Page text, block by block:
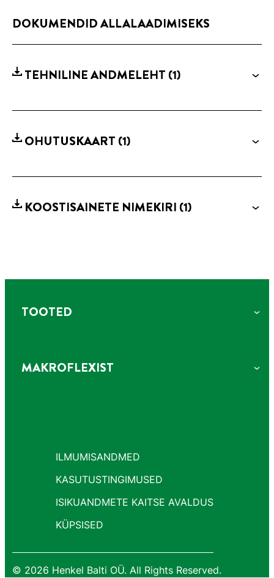
DOKUMENDID ALLALAADIMISEKS
TEHNILINE ANDMELEHT (1)
OHUTUSKAART (1)
KOOSTISAINETE NIMEKIRI (1)
TOOTED
MAKROFLEXIST
ILMUMISANDMED
KASUTUSTINGIMUSED
ISIKUANDMETE KAITSE AVALDUS
KÜPSISED
© 2026 Henkel Balti OÜ. All Rights Reserved.